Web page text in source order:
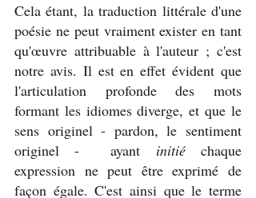
Cela étant, la traduction littérale d'une
poésie ne peut vraiment exister en tant
qu'œuvre attribuable à l'auteur ; c'est
notre avis. Il est en effet évident que
l'articulation profonde des mots
formant les idiomes diverge, et que le
sens originel - pardon, le sentiment
originel -  ayant initié chaque
expression ne peut être exprimé de